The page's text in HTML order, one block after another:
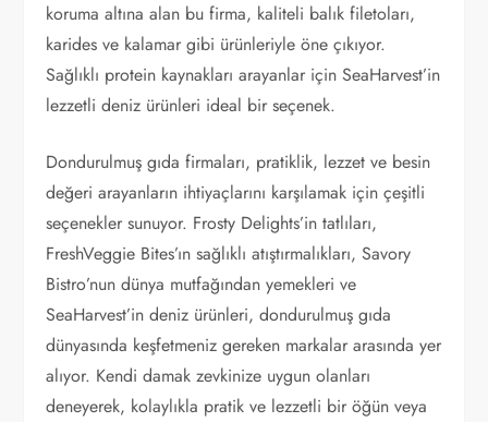
koruma altına alan bu firma, kaliteli balık filetoları,
karides ve kalamar gibi ürünleriyle öne çıkıyor.
Sağlıklı protein kaynakları arayanlar için SeaHarvest’in
lezzetli deniz ürünleri ideal bir seçenek.
Dondurulmuş gıda firmaları, pratiklik, lezzet ve besin
değeri arayanların ihtiyaçlarını karşılamak için çeşitli
seçenekler sunuyor. Frosty Delights’in tatlıları,
FreshVeggie Bites’ın sağlıklı atıştırmalıkları, Savory
Bistro’nun dünya mutfağından yemekleri ve
SeaHarvest’in deniz ürünleri, dondurulmuş gıda
dünyasında keşfetmeniz gereken markalar arasında yer
alıyor. Kendi damak zevkinize uygun olanları
deneyerek, kolaylıkla pratik ve lezzetli bir öğün veya